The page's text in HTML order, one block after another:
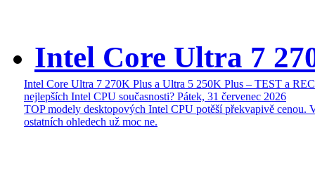
Intel Core Ultra 7
Intel Core Ultra 7 270K Plus a Ultra 5 250K Plus – TEST a
nejlepších Intel CPU současnosti? Pátek, 31 červenec 2026
TOP modely desktopových Intel CPU potěší překvapivě cenou.
ostatních ohledech už moc ne.